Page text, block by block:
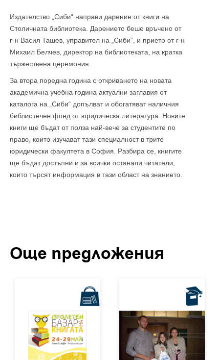
Издателство „Сиби“ направи дарение от книги на
Столичната библиотека. Дарението беше връчено от
г-н Васил Ташев, управител на „Сиби“, и прието от г-н
Михаил Белчев, директор на библиотеката, на кратка
тържествена церемония.
За втора поредна година с откриването на новата
академична учебна година актуални заглавия от
каталога на „Сиби“ допълват и обогатяват наличния
библиотечен фонд от юридическа литература. Новите
книги ще бъдат от полза най-вече за студентите по
право, които изучават тази специалност в трите
юридически факултета в София. Разбира се, книгите
ще бъдат достъпни и за всички останали читатели,
които търсят информация в тази област на знанието.
Още предложения